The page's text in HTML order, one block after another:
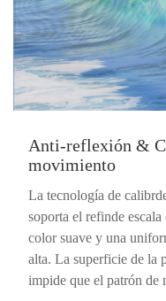
Anti-reflexión &
movimiento
La tecnología de
soporta el refinde
color suave y una
alta. La superficie de la
impide que el patrón de